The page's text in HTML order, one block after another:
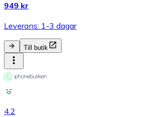
949 kr
Leverans: 1-3 dagar
Till butik
4.2